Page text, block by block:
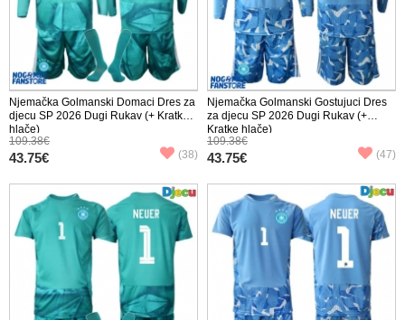
Njemačka Golmanski Domaci Dres za
djecu SP 2026 Dugi Rukav (+ Kratke
hlače)
109.38€
43.75€ (38)
Njemačka Golmanski Gostujuci Dres
za djecu SP 2026 Dugi Rukav (+
Kratke hlače)
109.38€
43.75€ (47)